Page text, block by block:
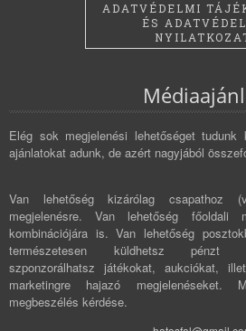
ADATVÉDELMI
ÉS
Elég sok megjelenési lehetőséget tudunk
ajánlatokat adunk, de azért nagyjából
Van lehetőség kizárólag csapathoz
megjelenésre. Van lehetőség főoldali
kombinációjára is. Van lehetőség
természetesen küldhetsz
szponzorálhatsz játékokat, aukciókat,
marketingre hajazó megjelenéseket.
megbeszélés kérdése.